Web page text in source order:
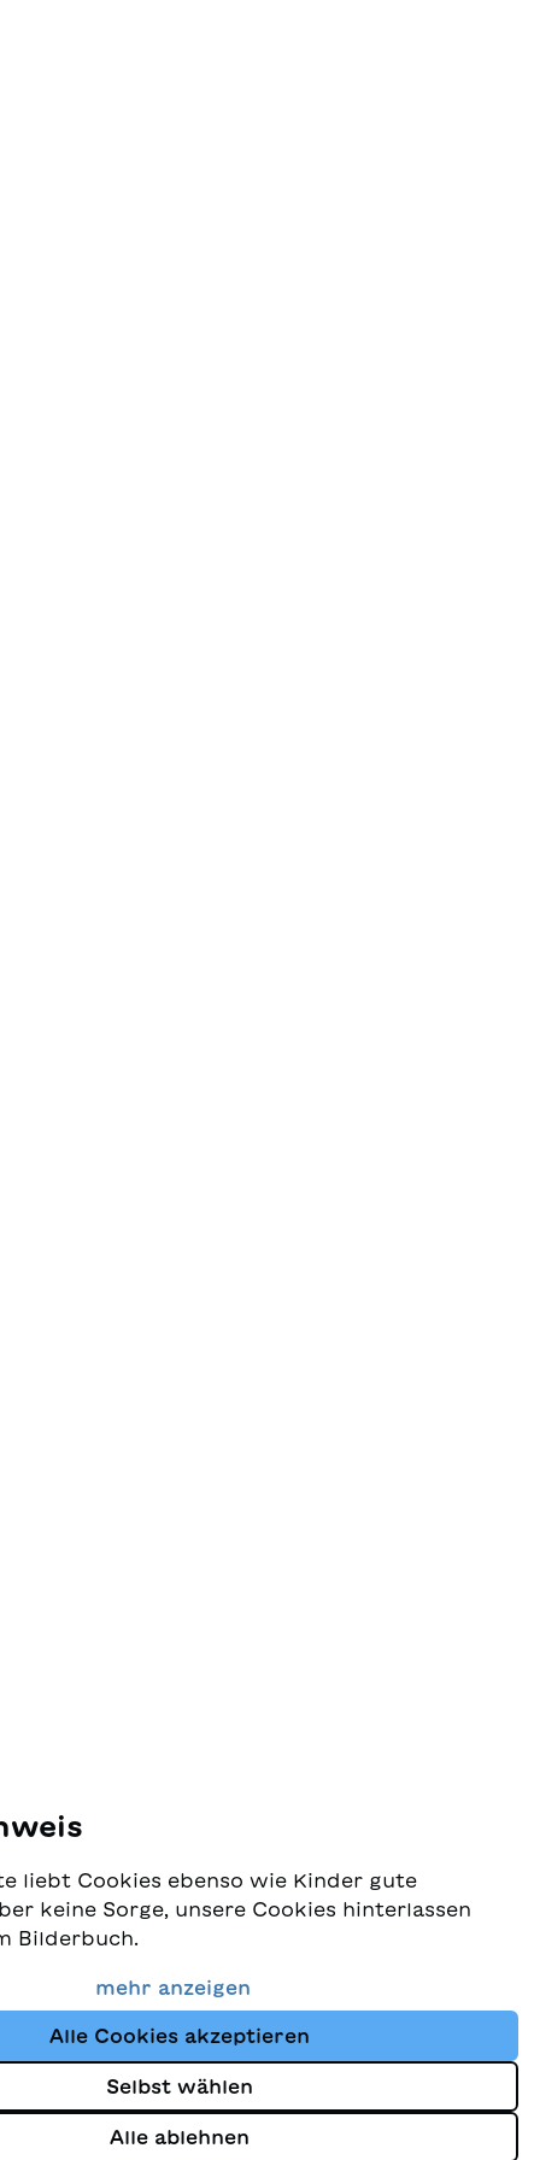
hier
liebt Cookies ebenso wie Kinder gute
keine Sorge, unsere Cookies hinterlassen
Bilderbuch.
Schutz Ihrer Daten sehr ernst und wollen
Sie bei uns immer die besten Kinderbücher
nutzt Cookies und andere Tracking-
den Shop ständig zu verbessern und Ihnen
die auf Ihre Interessen abgestimmt
mehr anzeigen
Alle Cookies akzeptieren
Selbst wählen
Alle ablehnen